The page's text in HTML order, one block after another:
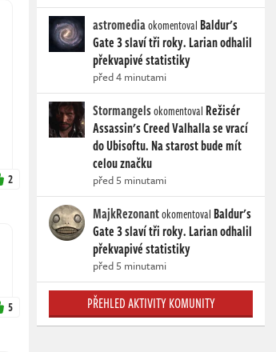
2
5
astromediaokomentoval Baldur's
Gate 3 slaví tři roky. Larian odhalil
překvapivé statistiky
před 4 minutami
Stormangelsokomentoval Režisér
Assassin's Creed Valhalla se vrací
do Ubisoftu. Na starost bude mít
celou značku
před 5 minutami
MajkRezonantokomentoval Baldur's
Gate 3 slaví tři roky. Larian odhalil
překvapivé statistiky
před 5 minutami
PŘEHLED AKTIVITY KOMUNITY